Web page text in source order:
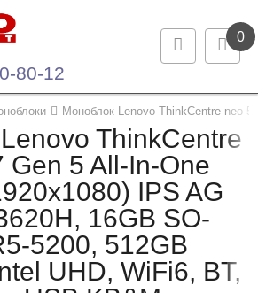
0
80-12
Моноблок Lenovo ThinkCentre neo
ThinkCentre
Gen 5 All-In-One
IPS AG
16GB SO-
5200, 512GB
UHD, WiFi6, BT,